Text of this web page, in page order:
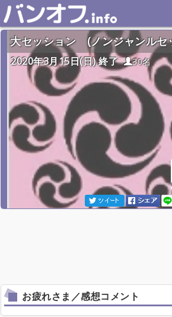
大セッション (ノンジャンルセ
2020年3月15日(日) 終了
30名
お疲れさま／感想コメント